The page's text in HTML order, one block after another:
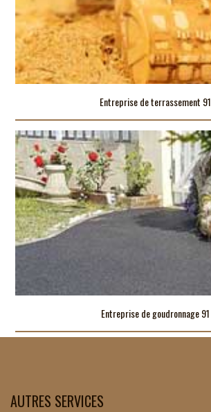
Entreprise de terrassement 91
Entreprise de goudronnage 91
AUTRES SERVICES